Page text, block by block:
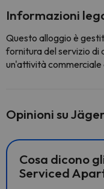
Informazioni
Questo alloggio è
fornitura del servizio di
un'attività commerciale
Opinioni su
Cosa dicono
Serviced